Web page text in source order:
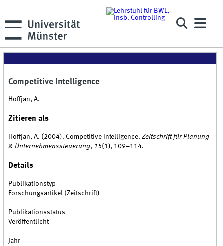
Competitive Intelligence
Hoffjan, A.
Zitieren als
Hoffjan, A. (2004). Competitive Intelligence.Zeitschrift für Planung
& Unternehmenssteuerung, 15(1), 109–114.
Details
Publikationstyp
Forschungsartikel (Zeitschrift)
Publikationsstatus
Veröffentlicht
Jahr